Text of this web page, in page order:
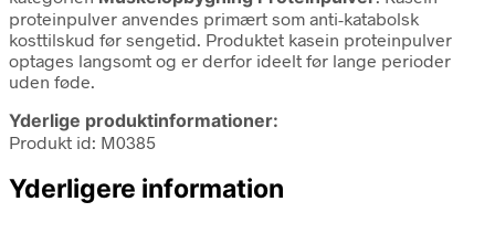
proteinpulver anvendes primært som anti-katabolsk
kosttilskud før sengetid. Produktet kasein proteinpulver
optages langsomt og er derfor ideelt før lange perioder
uden føde.
Yderlige produktinformationer:
Produkt id: M0385
Yderligere information